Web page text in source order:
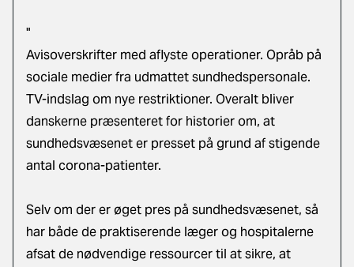
"
Avisoverskrifter med aflyste operationer. Opråb på
sociale medier fra udmattet sundhedspersonale.
TV-indslag om nye restriktioner. Overalt bliver
danskerne præsenteret for historier om, at
sundhedsvæsenet er presset på grund af stigende
antal corona-patienter.
Selv om der er øget pres på sundhedsvæsenet, så
har både de praktiserende læger og hospitalerne
afsat de nødvendige ressourcer til at sikre, at